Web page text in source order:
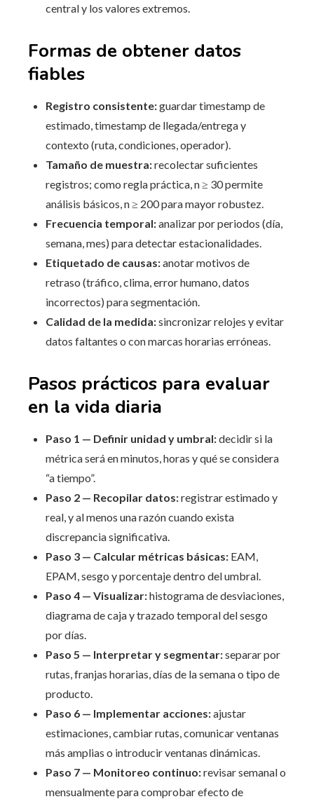
central y los valores extremos.
Formas de obtener datos
fiables
Registro consistente:guardar timestamp de
estimado, timestamp de llegada/entrega y
contexto (ruta, condiciones, operador).
Tamaño de muestra:recolectar suficientes
registros; como regla práctica, n ≥ 30 permite
análisis básicos, n ≥ 200 para mayor robustez.
Frecuencia temporal:analizar por periodos (día,
semana, mes) para detectar estacionalidades.
Etiquetado de causas:anotar motivos de
retraso (tráfico, clima, error humano, datos
incorrectos) para segmentación.
Calidad de la medida:sincronizar relojes y evitar
datos faltantes o con marcas horarias erróneas.
Pasos prácticos para evaluar
en la vida diaria
Paso 1 — Definir unidad y umbral:decidir si la
métrica será en minutos, horas y qué se considera
“a tiempo”.
Paso 2 — Recopilar datos:registrar estimado y
real, y al menos una razón cuando exista
discrepancia significativa.
Paso 3 — Calcular métricas básicas: EAM,
EPAM, sesgo y porcentaje dentro del umbral.
Paso 4 — Visualizar:histograma de desviaciones,
diagrama de caja y trazado temporal del sesgo
por días.
Paso 5 — Interpretar y segmentar:separar por
rutas, franjas horarias, días de la semana o tipo de
producto.
Paso 6 — Implementar acciones:ajustar
estimaciones, cambiar rutas, comunicar ventanas
más amplias o introducir ventanas dinámicas.
Paso 7 — Monitoreo continuo:revisar semanal o
mensualmente para comprobar efecto de